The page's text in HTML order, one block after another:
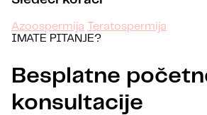
Azoospermija
Teratospermija
IMATE PITANJE?
Besplatne
konsultacije